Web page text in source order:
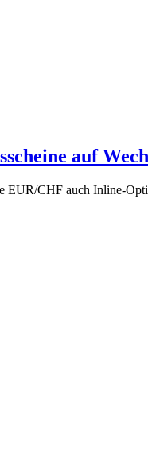
auf
EUR/CHF auch Inline-